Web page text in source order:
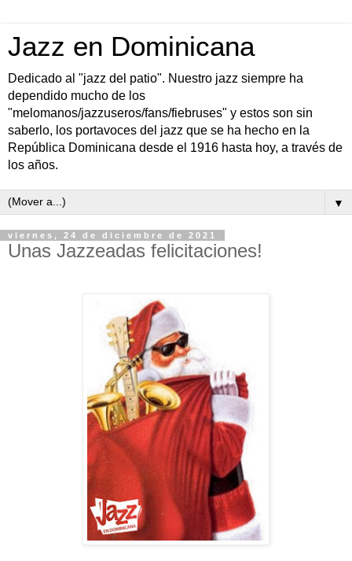
Jazz en Dominicana
Dedicado al "jazz del patio". Nuestro jazz siempre ha
dependido mucho de los
"melomanos/jazzuseros/fans/fiebruses" y estos son sin
saberlo, los portavoces del jazz que se ha hecho en la
República Dominicana desde el 1916 hasta hoy, a través de
los años.
▼
viernes, 24 de diciembre de 2021
Unas Jazzeadas felicitaciones!